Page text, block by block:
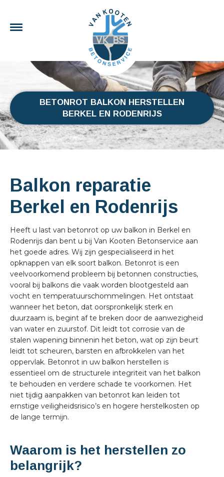
BETONROT BALKON HERSTELLEN
BERKEL EN RODENRIJS
Balkon reparatie
Berkel en Rodenrijs
Heeft u last van betonrot op uw balkon in Berkel en
Rodenrijs dan bent u bij Van Kooten Betonservice aan
het goede adres. Wij zijn gespecialiseerd in het
opknappen van elk soort balkon. Betonrot is een
veelvoorkomend probleem bij betonnen constructies,
vooral bij balkons die vaak worden blootgesteld aan
vocht en temperatuurschommelingen. Het ontstaat
wanneer het beton, dat oorspronkelijk sterk en
duurzaam is, begint af te breken door de aanwezigheid
van water en zuurstof. Dit leidt tot corrosie van de
stalen wapening binnenin het beton, wat op zijn beurt
leidt tot scheuren, barsten en afbrokkelen van het
oppervlak. Betonrot in uw balkon herstellen is
essentieel om de structurele integriteit van het balkon
te behouden en verdere schade te voorkomen. Het
niet tijdig aanpakken van betonrot kan leiden tot
ernstige veiligheidsrisico’s en hogere herstelkosten op
de lange termijn.
Waarom is het herstellen zo
belangrijk?